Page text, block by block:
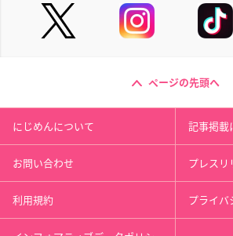
ページの先頭へ
にじめんについて 記事掲載
お問い合わせ プレスリ
利用規約 プライバ